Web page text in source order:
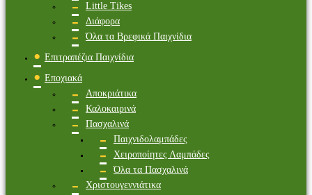
Little Tikes
Διάφορα
Όλα τα Βρεφικά Παιχνίδια
Επιτραπέζια Παιχνίδια
Εποχιακά
Αποκριάτικα
Καλοκαιρινά
Πασχαλινά
Παιχνιδολαμπάδες
Χειροποίητες Λαμπάδες
Όλα τα Πασχαλινά
Χριστουγεννιάτικα